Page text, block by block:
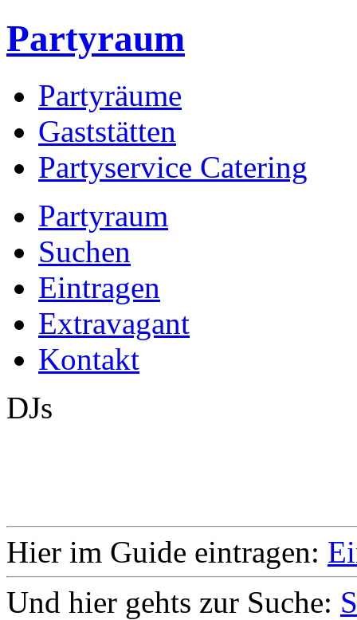
Partyraum
Partyräume
Gaststätten
Partyservice Catering
Partyraum
Suchen
Eintragen
Extravagant
Kontakt
DJs
Hier im Guide eintragen:
Und hier gehts zur Suche: